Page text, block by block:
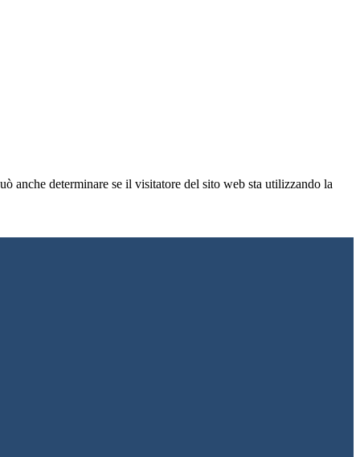
anche determinare se il visitatore del sito web sta utilizzando la